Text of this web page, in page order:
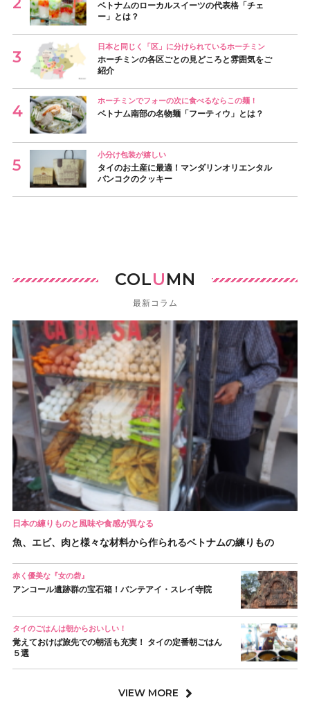
ベトナムのローカルスイーツの代表格「チェ
ー」とは？
日本と同じく「区」に分けられているホーチミン
ホーチミンの各区ごとの見どころと雰囲気をご
紹介
ホーチミンでフォーの次に食べるならこの麺！
ベトナム南部の名物麺「フーティウ」とは？
小分け包装が嬉しい
タイのお土産に最適！マンダリンオリエンタル
バンコクのクッキー
COLUMN
最新コラム
日本の練りものと風味や食感が異なる
魚、エビ、肉と様々な材料から作られるベトナムの練りもの
赤く優美な『女の砦』
アンコール遺跡群の宝石箱！バンテアイ・スレイ寺院
タイのごはんは朝からおいしい！
覚えておけば旅先での朝活も充実！ タイの定番朝ごはん
５選
VIEW MORE